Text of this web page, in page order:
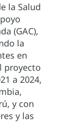
la Salud
(GAC),
la
en
proyecto
a 2024,
y con
y las